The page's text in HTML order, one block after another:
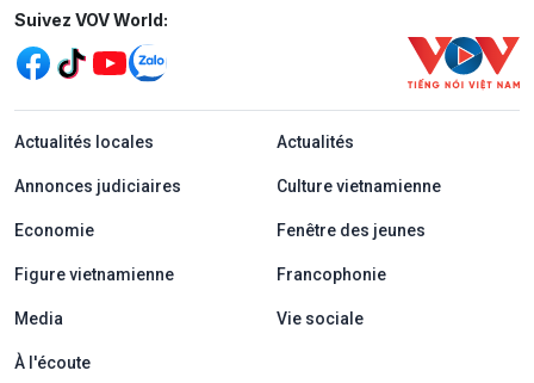
Mạng xã hội
Suivez VOV World:
menu footer tiếng Pháp
Actualités locales Actualités
Annonces judiciaires Culture vietnamienne
Economie Fenêtre des jeunes
Figure vietnamienne Francophonie
Media Vie sociale
À l'écoute